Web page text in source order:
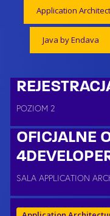
Application
Java by Endava
POZIOM 2
OFICJALNE
SALA APPLICATION